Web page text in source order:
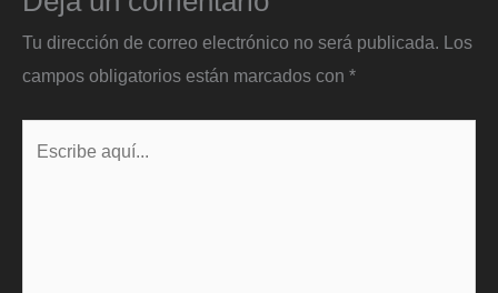
Tu dirección de correo electrónico no será publicada. Los
campos obligatorios están marcados con *